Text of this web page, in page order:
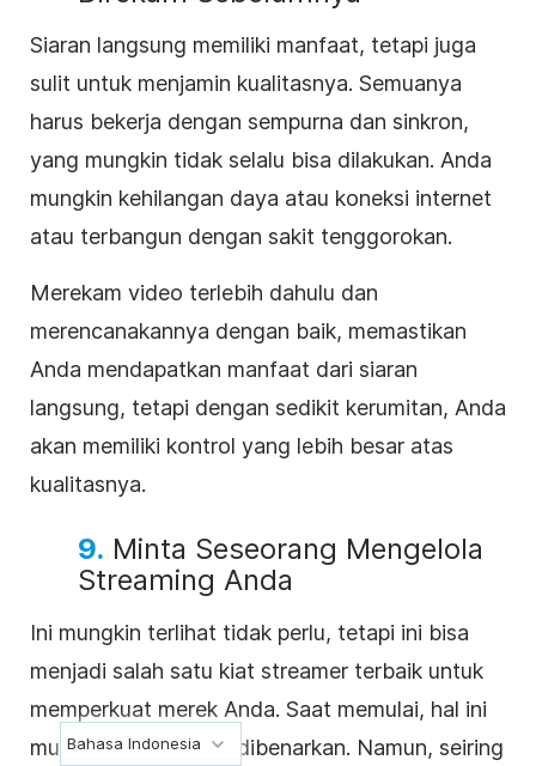
Siaran langsung memiliki manfaat, tetapi juga
sulit untuk menjamin kualitasnya. Semuanya
harus bekerja dengan sempurna dan sinkron,
yang mungkin tidak selalu bisa dilakukan. Anda
mungkin kehilangan daya atau koneksi internet
atau terbangun dengan sakit tenggorokan.
Merekam video terlebih dahulu dan
merencanakannya dengan baik, memastikan
Anda mendapatkan manfaat dari siaran
langsung, tetapi dengan sedikit kerumitan, Anda
akan memiliki kontrol yang lebih besar atas
kualitasnya.
9. Minta Seseorang Mengelola
Streaming Anda
Ini mungkin terlihat tidak perlu, tetapi ini bisa
menjadi salah satu kiat streamer terbaik untuk
memperkuat merek Anda. Saat memulai, hal ini
mungkin tidak dapat dibenarkan. Namun, seiring
Bahasa Indonesia